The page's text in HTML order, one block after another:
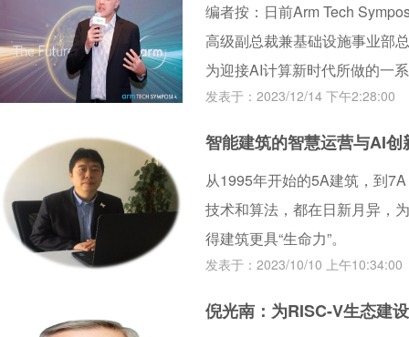
编者按：日前Arm Tech
高级副总裁兼基础设施事业部
为迎接AI计算新时代所做的一
发表于：2023/12/14 下午2:28:00
智能建筑的智慧运营与AI创
从1995年开始的5A建筑，到
技术和算法，都在日新月异，
得建筑更具“生命力”。
发表于：2023/10/10 上午10:34:00
倪光南：为RISC-V生态建